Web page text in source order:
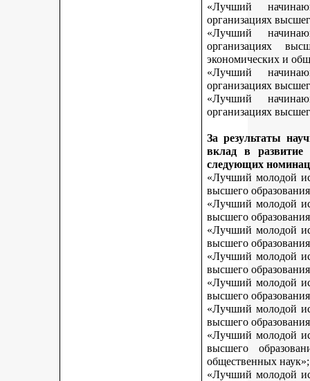
«Лучший
организациях
«Лучший
организациях
экономических и
«Лучший
организациях
«Лучший
организациях
За результаты
вклад в развитие
следующих
«Лучший молодой
высшего
«Лучший молодой
высшего
«Лучший молодой
высшего
«Лучший молодой
высшего
«Лучший молодой
высшего
«Лучший молодой
высшего
«Лучший молодой
высшего
общественных наук»;
«Лучший молодой